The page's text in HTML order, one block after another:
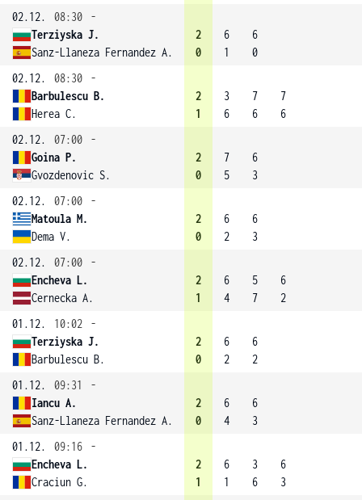
02.12.
08:30
-
Terziyska J.
Sanz-Llaneza Fernandez A.
2
0
6
1
6
0
02.12.
08:30
-
Barbulescu B.
Herea C.
2
1
3
6
7
6
7
6
02.12.
07:00
-
Goina P.
Gvozdenovic S.
2
0
7
5
6
3
02.12.
07:00
-
Matoula M.
Dema V.
2
0
6
2
6
3
02.12.
07:00
-
Encheva L.
Cernecka A.
2
1
6
4
5
7
6
2
01.12.
10:02
-
Terziyska J.
Barbulescu B.
2
0
6
2
6
2
01.12.
09:31
-
Iancu A.
Sanz-Llaneza Fernandez A.
2
0
6
4
6
3
01.12.
09:16
-
Encheva L.
Craciun G.
2
1
6
1
3
6
6
3